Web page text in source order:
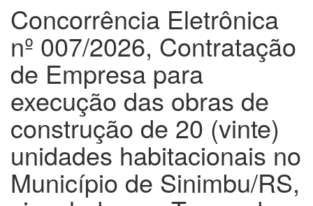
Concorrência Eletrônica
nº 007/2026, Contratação
de Empresa para
execução das obras de
construção de 20 (vinte)
unidades habitacionais no
Município de Sinimbu/RS,